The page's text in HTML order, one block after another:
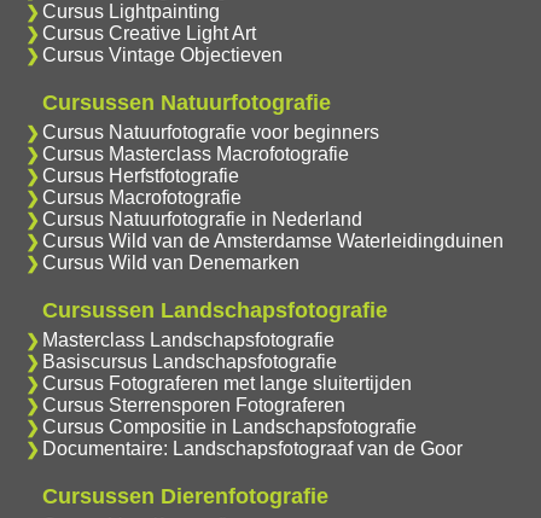
Cursus Lightpainting
Cursus Creative Light Art
Cursus Vintage Objectieven
Cursussen Natuurfotografie
Cursus Natuurfotografie voor beginners
Cursus Masterclass Macrofotografie
Cursus Herfstfotografie
Cursus Macrofotografie
Cursus Natuurfotografie in Nederland
Cursus Wild van de Amsterdamse Waterleidingduinen
Cursus Wild van Denemarken
Cursussen Landschapsfotografie
Masterclass Landschapsfotografie
Basiscursus Landschapsfotografie
Cursus Fotograferen met lange sluitertijden
Cursus Sterrensporen Fotograferen
Cursus Compositie in Landschapsfotografie
Documentaire: Landschapsfotograaf van de Goor
Cursussen Dierenfotografie